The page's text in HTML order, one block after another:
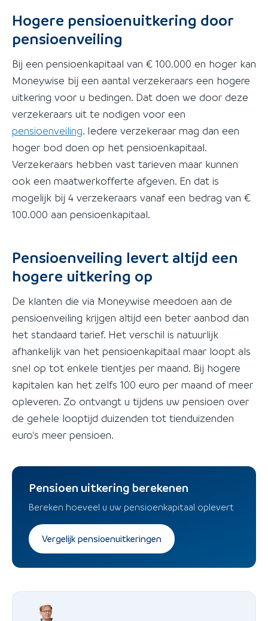
Hogere pensioenuitkering door
pensioenveiling
Bij een pensioenkapitaal van € 100.000 en hoger kan
Moneywise bij een aantal verzekeraars een hogere
uitkering voor u bedingen. Dat doen we door deze
verzekeraars uit te nodigen voor een
pensioenveiling. Iedere verzekeraar mag dan een
hoger bod doen op het pensioenkapitaal.
Verzekeraars hebben vast tarieven maar kunnen
ook een maatwerkofferte afgeven. En dat is
mogelijk bij 4 verzekeraars vanaf een bedrag van €
100.000 aan pensioenkapitaal.
Pensioenveiling levert altijd een
hogere uitkering op
De klanten die via Moneywise meedoen aan de
pensioenveiling krijgen altijd een beter aanbod dan
het standaard tarief. Het verschil is natuurlijk
afhankelijk van het pensioenkapitaal maar loopt als
snel op tot enkele tientjes per maand. Bij hogere
kapitalen kan het zelfs 100 euro per maand of meer
opleveren. Zo ontvangt u tijdens uw pensioen over
de gehele looptijd duizenden tot tienduizenden
euro's meer pensioen.
Pensioen uitkering berekenen
Bereken hoeveel u uw pensioenkapitaal oplevert
Vergelijk pensioenuitkeringen